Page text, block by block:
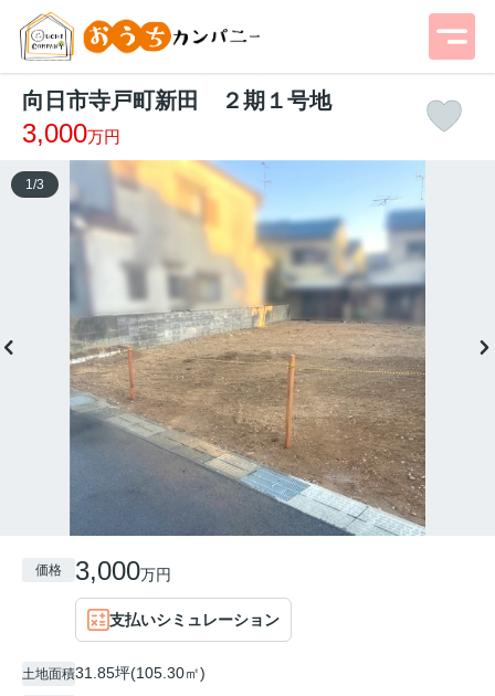
向日市寺戸町新田 ２期１号地
3,000万円
1 /3
価格 3,000万円
支払いシミュレーション
土地面積31.85坪(105.30㎡)